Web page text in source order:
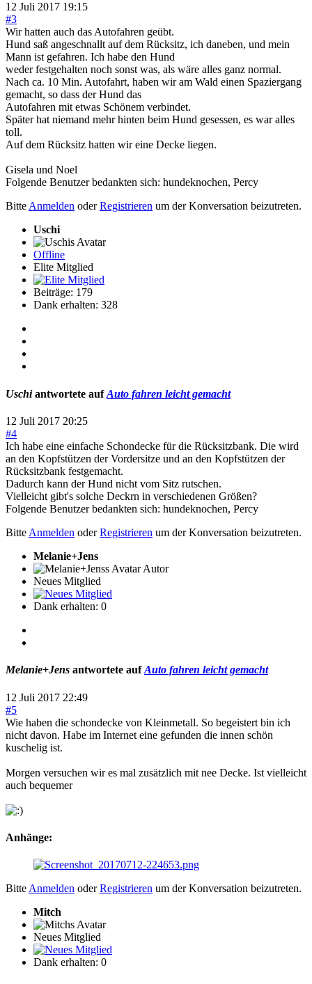
12 Juli 2017 19:15
#3
Wir hatten auch das Autofahren geübt.
Hund saß angeschnallt auf dem Rücksitz, ich daneben, und mein
Mann ist gefahren. Ich habe den Hund
weder festgehalten noch sonst was, als wäre alles ganz normal.
Nach ca. 10 Min. Autofahrt, haben wir am Wald einen Spaziergang
gemacht, so dass der Hund das
Autofahren mit etwas Schönem verbindet.
Später hat niemand mehr hinten beim Hund gesessen, es war alles
toll.
Auf dem Rücksitz hatten wir eine Decke liegen.
Gisela und Noel
Folgende Benutzer bedankten sich: hundeknochen, Percy
BitteAnmelden oderRegistrieren um der Konversation beizutreten.
Uschi
Offline
Elite Mitglied
Beiträge: 179
Dank erhalten: 328
Uschiantwortete aufAuto fahren leicht gemacht
12 Juli 2017 20:25
#4
Ich habe eine einfache Schondecke für die Rücksitzbank. Die wird
an den Kopfstützen der Vordersitze und an den Kopfstützen der
Rücksitzbank festgemacht.
Dadurch kann der Hund nicht vom Sitz rutschen.
Vielleicht gibt's solche Deckrn in verschiedenen Größen?
Folgende Benutzer bedankten sich: hundeknochen, Percy
Bitte Anmelden oderRegistrieren um der Konversation beizutreten.
Melanie+Jens
Autor
Neues Mitglied
Dank erhalten: 0
Melanie+Jens antwortete aufAuto fahren leicht gemacht
12 Juli 2017 22:49
#5
Wie haben die schondecke von Kleinmetall. So begeistert bin ich
nicht davon. Habe im Internet eine gefunden die innen schön
kuschelig ist.
Morgen versuchen wir es mal zusätzlich mit nee Decke. Ist vielleicht
auch bequemer
Anhänge:
Bitte Anmelden oderRegistrieren um der Konversation beizutreten.
Mitch
Neues Mitglied
Dank erhalten: 0